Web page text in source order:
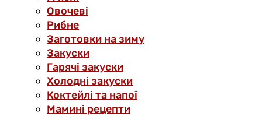
Овочеві
Рибне
Заготовки на зиму
Закуски
Гарячі закуски
Холодні закуски
Коктейлі та напої
Мамині рецепти